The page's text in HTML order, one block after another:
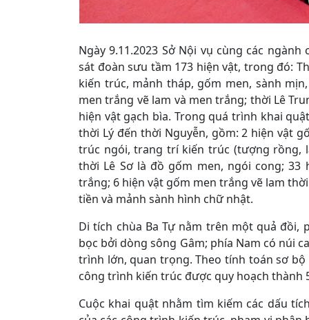
Ngày 9.11.2023 Sở Nội vụ cùng các
sát đoàn sưu tầm 173 hiện vật, trong đó:
kiến trúc, mảnh tháp, gốm men, sành
men trắng vẽ lam và men trắng; thời Lê
hiện vật gạch bìa. Trong quá trình khai
thời Lý đến thời Nguyễn, gồm: 2 hiện vật
trúc ngói, trang trí kiến trúc (tượng rồng,
thời Lê Sơ là đồ gốm men, ngói cong;
trắng; 6 hiện vật gốm men trắng vẽ lam
tiền và mảnh sành hình chữ nhật.
Di tích chùa Ba Tự nằm trên một quả đồi,
bọc bởi dòng sông Gâm; phía Nam có núi
trình lớn, quan trọng. Theo tính toán sơ
công trình kiến trúc được quy hoạch thành
Cuộc khai quật nhằm tìm kiếm các dấu